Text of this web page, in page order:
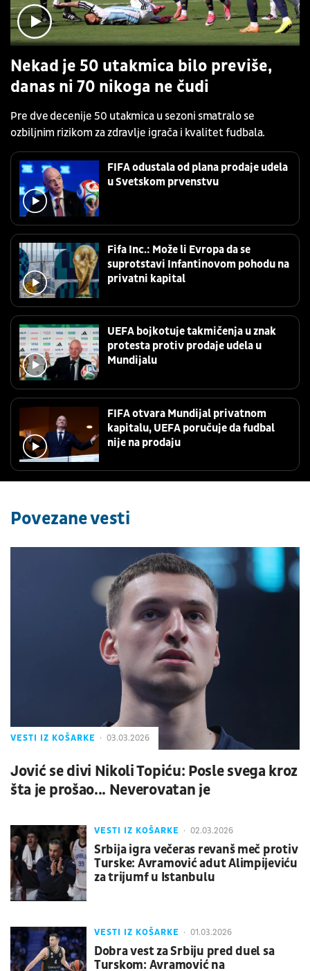
Nekad je 50 utakmica bilo previše,
danas ni 70 nikoga ne čudi
Pre dve decenije 50 utakmica u sezoni smatralo se
ozbiljnim rizikom za zdravlje igrača i kvalitet fudbala.
FIFA odustala od plana prodaje udela
u Svetskom prvenstvu
Fifa Inc.: Može li Evropa da se
suprotstavi Infantinovom pohodu na
privatni kapital
UEFA bojkotuje takmičenja u znak
protesta protiv prodaje udela u
Mundijalu
FIFA otvara Mundijal privatnom
kapitalu, UEFA poručuje da fudbal
nije na prodaju
Povezane vesti
VESTI IZ KOŠARKE 03.03.2026
Jović se divi Nikoli Topiću: Posle svega kroz
šta je prošao... Neverovatan je
VESTI IZ KOŠARKE 02.03.2026
Srbija igra večeras revanš meč protiv
Turske: Avramović adut Alimpijeviću
za trijumf u Istanbulu
VESTI IZ KOŠARKE 01.03.2026
Dobra vest za Srbiju pred duel sa
Turskom: Avramović na